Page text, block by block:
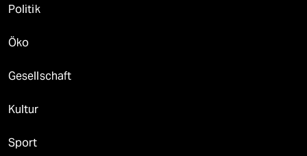
Politik
Öko
Gesellschaft
Kultur
Sport